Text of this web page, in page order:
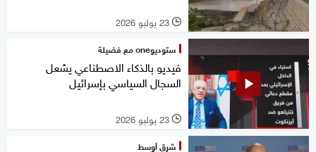
l 23 يوليو 2026
ستوديوone مع فضيلة
فيديو بالذكاء الاصطناعي يشعل
السجال السياسي بإسرائيل
l 23 يوليو 2026
شرق أوسط